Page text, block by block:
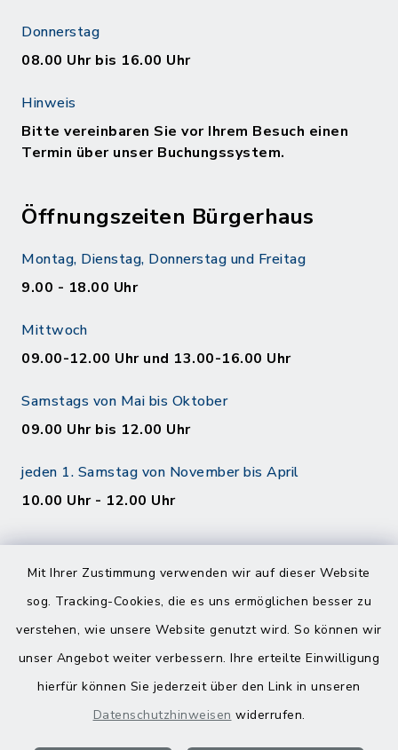
Mit Ihrer Zustimmung verwenden wir auf dieser Website
sog. Tracking-Cookies, die es uns ermöglichen besser zu
verstehen, wie unsere Website genutzt wird. So können wir
unser Angebot weiter verbessern. Ihre erteilte Einwilligung
hierfür können Sie jederzeit über den Link in unseren
Datenschutzhinweisen widerrufen.
Donnerstag
08.00 Uhr bis 16.00 Uhr
Hinweis
Bitte vereinbaren Sie vor Ihrem Besuch einen
Termin über unser Buchungssystem.
Öffnungszeiten Bürgerhaus
Montag, Dienstag, Donnerstag und Freitag
9.00 - 18.00 Uhr
Mittwoch
09.00-12.00 Uhr und 13.00-16.00 Uhr
Samstags von Mai bis Oktober
09.00 Uhr bis 12.00 Uhr
jeden 1. Samstag von November bis April
10.00 Uhr - 12.00 Uhr
Barrierefreiheit